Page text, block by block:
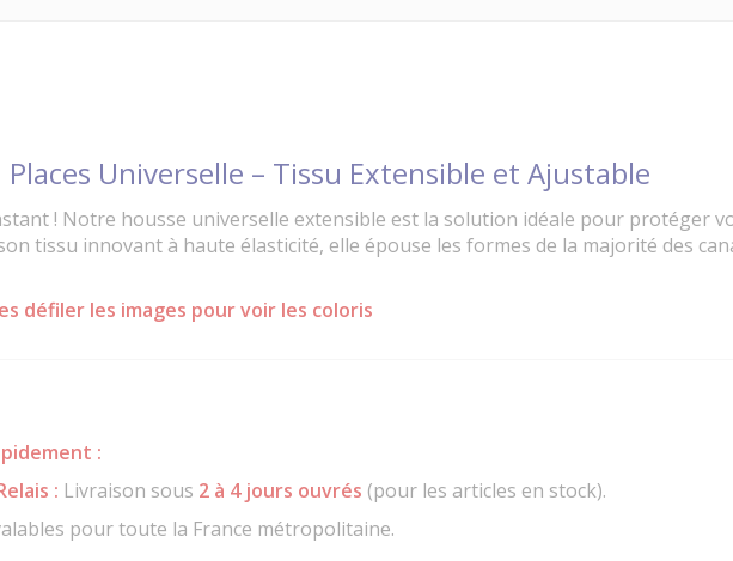
Places Universelle – Tissu Extensible et Ajustable
! Notre housse universelle extensible est la solution idéale pour protéger
tissu innovant à haute élasticité, elle épouse les formes de la majorité des
défiler les images pour voir les coloris
:
: Livraison sous 2 à 4 jours ouvrés (pour les articles en stock).
pour toute la France métropolitaine.